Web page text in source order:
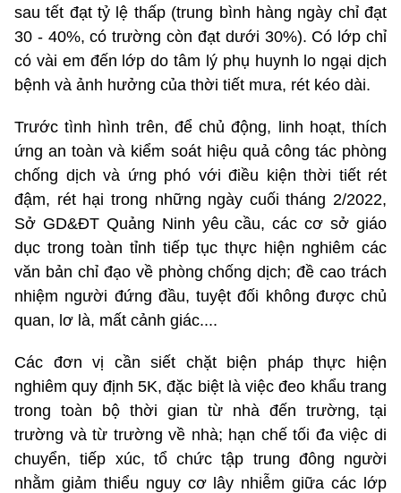
sau tết đạt tỷ lệ thấp (trung bình hàng ngày chỉ đạt
30 - 40%, có trường còn đạt dưới 30%). Có lớp chỉ
có vài em đến lớp do tâm lý phụ huynh lo ngại dịch
bệnh và ảnh hưởng của thời tiết mưa, rét kéo dài.
Trước tình hình trên, để chủ động, linh hoạt, thích
ứng an toàn và kiểm soát hiệu quả công tác phòng
chống dịch và ứng phó với điều kiện thời tiết rét
đậm, rét hại trong những ngày cuối tháng 2/2022,
Sở GD&ĐT Quảng Ninh yêu cầu, các cơ sở giáo
dục trong toàn tỉnh tiếp tục thực hiện nghiêm các
văn bản chỉ đạo về phòng chống dịch; đề cao trách
nhiệm người đứng đầu, tuyệt đối không được chủ
quan, lơ là, mất cảnh giác....
Các đơn vị cần siết chặt biện pháp thực hiện
nghiêm quy định 5K, đặc biệt là việc đeo khẩu trang
trong toàn bộ thời gian từ nhà đến trường, tại
trường và từ trường về nhà; hạn chế tối đa việc di
chuyển, tiếp xúc, tổ chức tập trung đông người
nhằm giảm thiểu nguy cơ lây nhiễm giữa các lớp